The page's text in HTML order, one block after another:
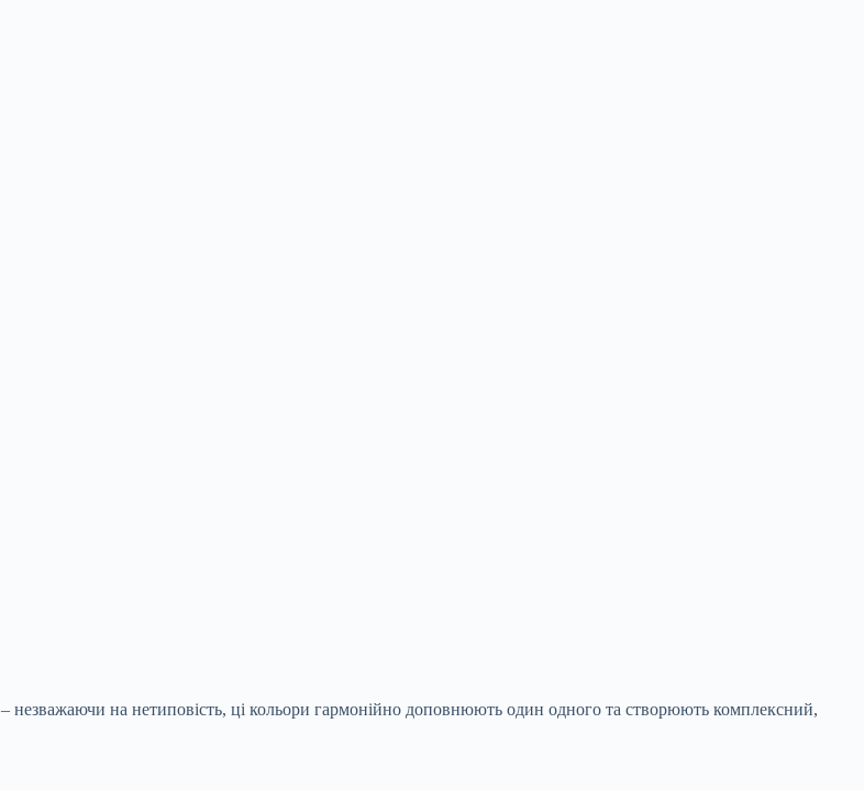
– незважаючи на нетиповість, ці кольори гармонійно доповнюють один одного та створюють комплексний,